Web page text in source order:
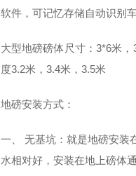
软件，可记忆存储自动识别车
大型地磅磅体尺寸：3*6米
度3.2米，3.4米，3.5米
地磅安装方式：
一、 无基坑：就是地磅安装
水相对好，安装在地上磅体